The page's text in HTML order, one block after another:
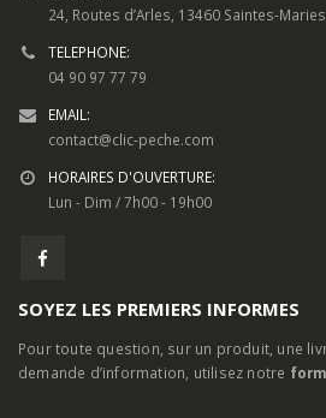
24, Routes d’Arles, 13460 Saintes-
TELEPHONE:
04 90 97 77 79
EMAIL:
contact@clic-peche.com
HORAIRES D'OUVERTURE:
Lun - Dim / 7h00 - 19h00
SOYEZ LES PREMIERS INFORMES
Pour toute question, sur un produit, une
demande d’information, utilisez notre